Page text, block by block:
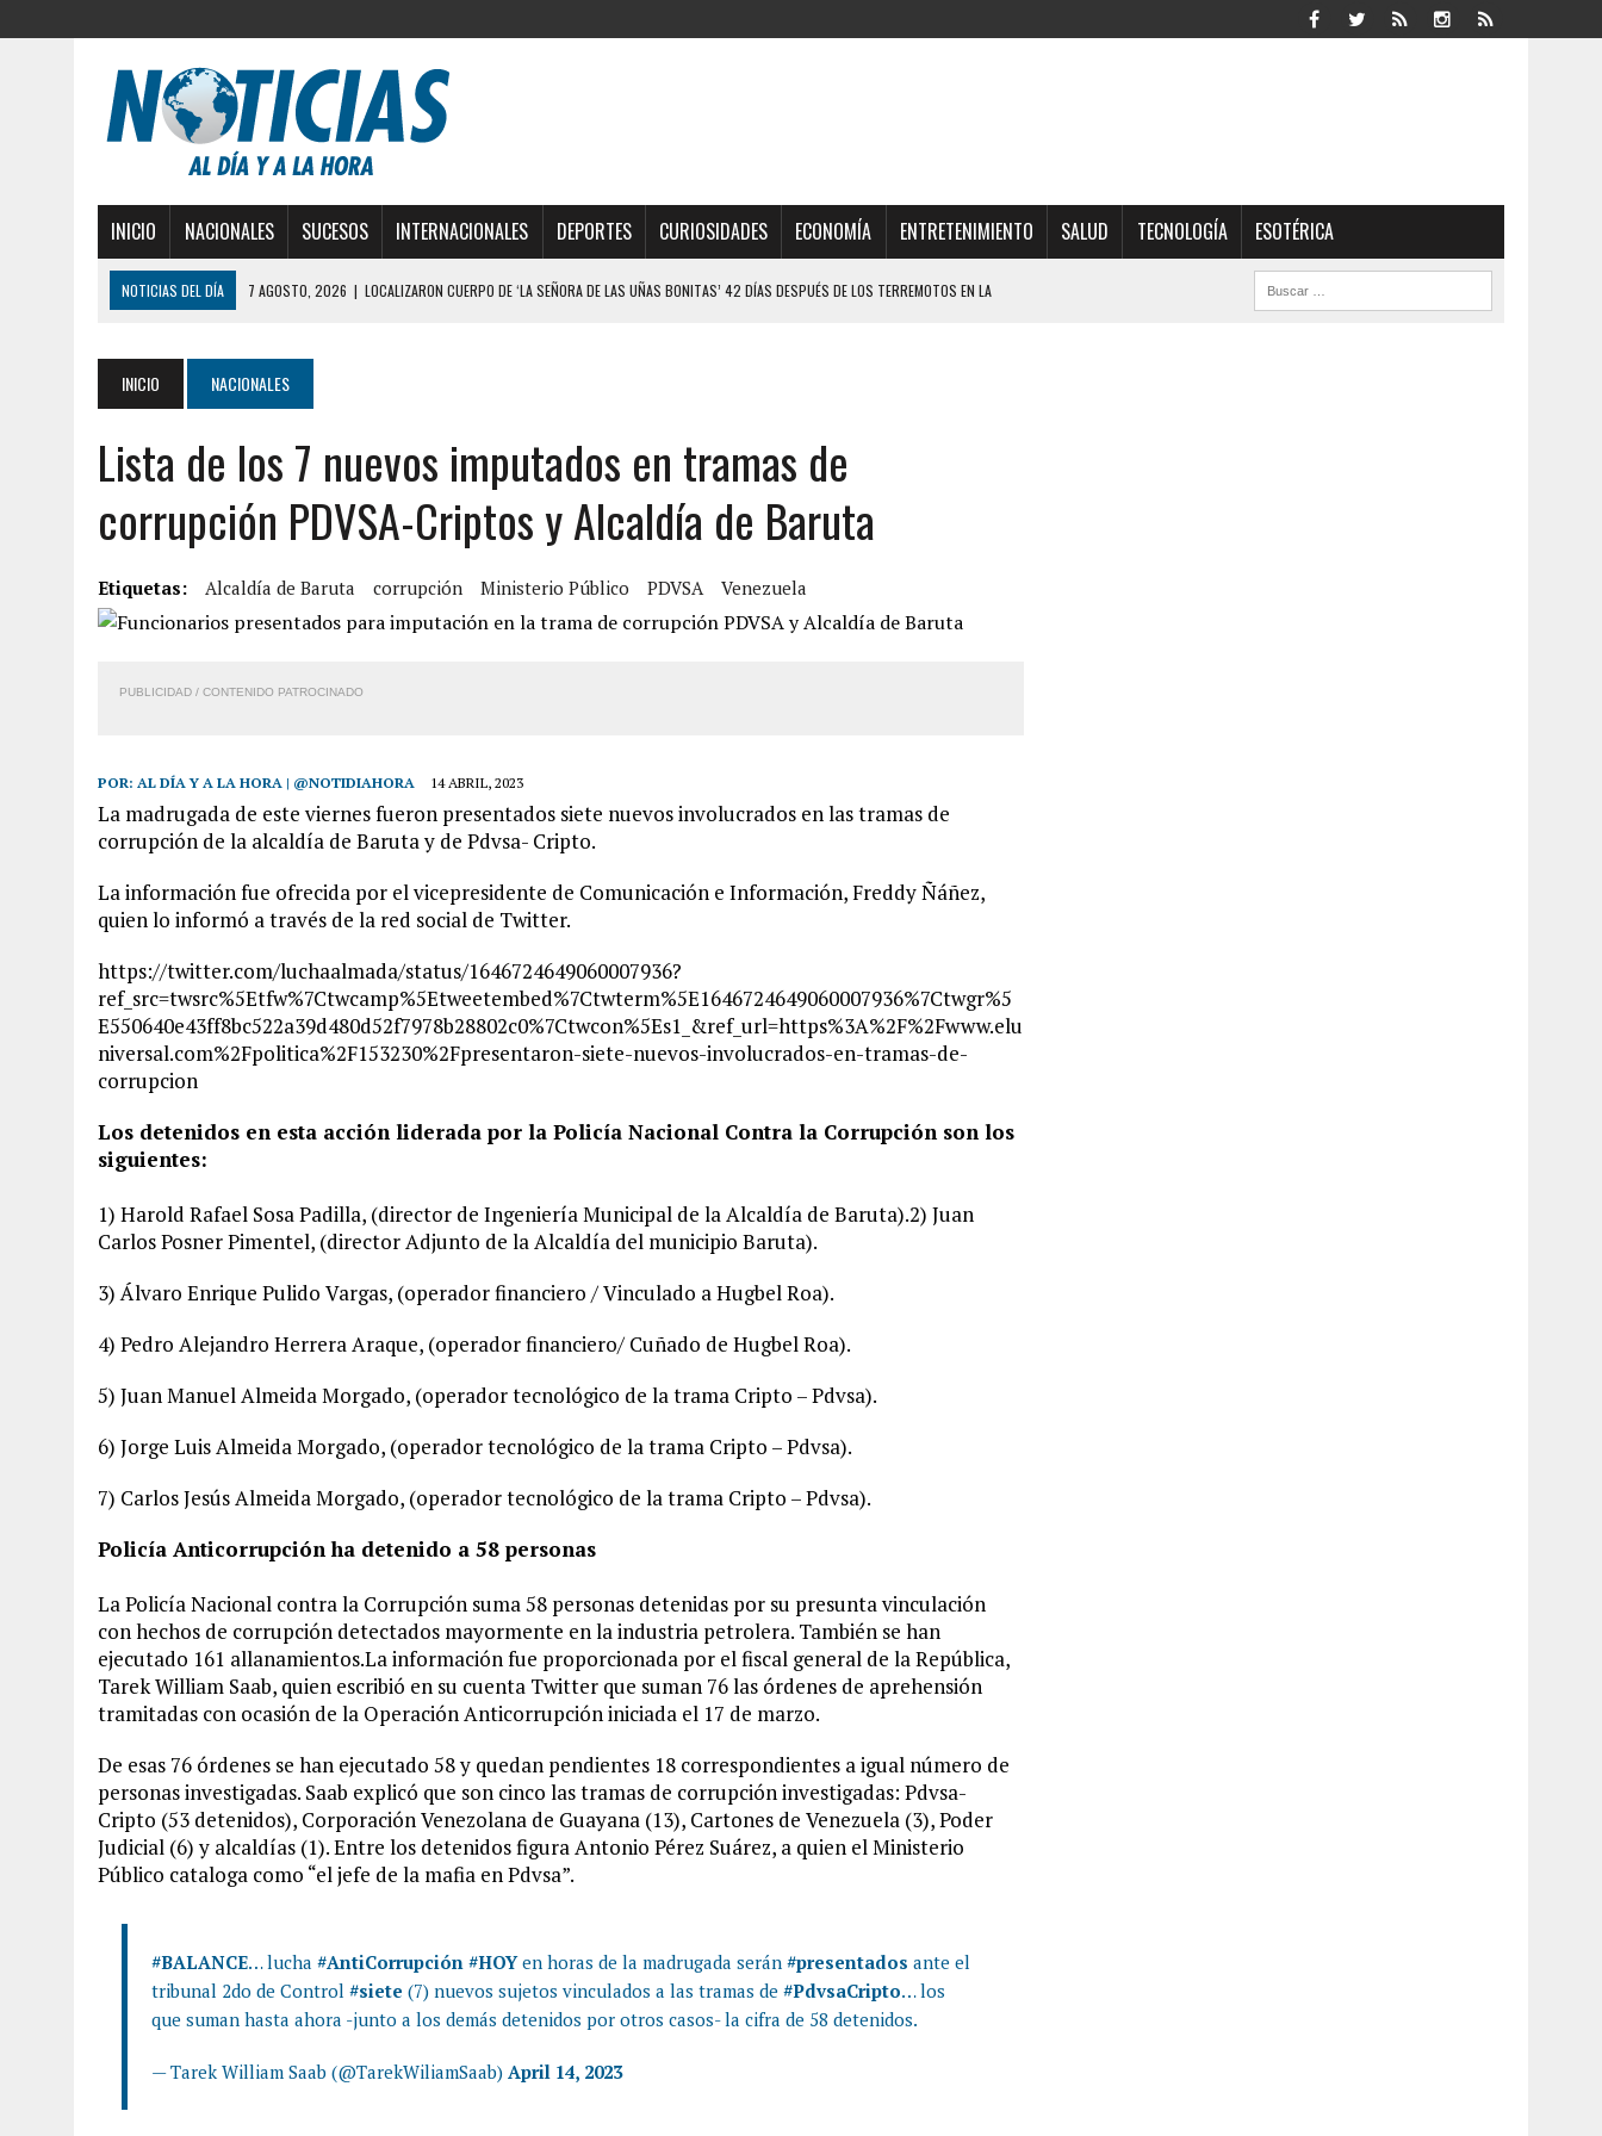
INICIO NACIONALES SUCESOS INTERNACIONALES DEPORTES CURIOSIDADES ECONOMÍA ENTRETENIMIENTO SALUD TECNOLOGÍA ESOTÉRICA
NOTICIAS DEL DÍA 6 AGOSTO, 2026 | MISTERIOSA MUERTE DE MODELO EN MONAGAS: HALLARON EL CUERPO DENTRO DE SU CASA
5 AGOSTO, 2026 | PRESUNTO BROTE PSICÓTICO POR FALTA DE TRATAMIENTO DESENCADENÓ TRAGEDIA FAMILIAR
5 AGOSTO, 2026
HORROR EN BARINAS: UN HOMBRE INDUJO AL SUICIDIO A UNA ADOLESCENTE DE 13 AÑOS TRAS ABUSAR DE ELLA
3 AGOSTO, 2026
LA INCREÍBLE FORMA EN LA QUE SOBREVIVIÓ UN HOMBRE Y SU FAMILIA TRAS LOS TERREMOTOS: CAYERON DESDE EL PISO NUEVE DEL
EDIFICIO PETUNIA
7 AGOSTO, 2026
HOMBRE ASESINÓ A SU TÍA CON UN PUÑAL Y DEJÓ HERIDAS A SU PRIMA Y A OTRO FAMILIAR EN BOLÍVAR
7 AGOSTO, 2026 | LOCALIZARON CUERPO DE ‘LA SEÑORA DE LAS UÑAS BONITAS’ 42 DÍAS DESPUÉS DE LOS TERREMOTOS EN LA GUAIRA
INICIO NACIONALES
Lista de los 7 nuevos imputados en tramas de
corrupción PDVSA-Criptos y Alcaldía de Baruta
Etiquetas: Alcaldía de Baruta corrupción Ministerio Público PDVSA Venezuela
PUBLICIDAD / CONTENIDO PATROCINADO
POR: AL DÍA Y A LA HORA | @NOTIDIAHORA 14 ABRIL, 2023
La madrugada de este viernes fueron presentados siete nuevos involucrados en las tramas de
corrupción de la alcaldía de Baruta y de Pdvsa- Cripto.
La información fue ofrecida por el vicepresidente de Comunicación e Información, Freddy Ñáñez,
quien lo informó a través de la red social de Twitter.
https://twitter.com/luchaalmada/status/1646724649060007936?
ref_src=twsrc%5Etfw%7Ctwcamp%5Etweetembed%7Ctwterm%5E1646724649060007936%7Ctwgr%5
E550640e43ff8bc522a39d480d52f7978b28802c0%7Ctwcon%5Es1_&ref_url=https%3A%2F%2Fwww.elu
niversal.com%2Fpolitica%2F153230%2Fpresentaron-siete-nuevos-involucrados-en-tramas-de-
corrupcion
Los detenidos en esta acción liderada por la Policía Nacional Contra la Corrupción son los
siguientes:
1) Harold Rafael Sosa Padilla, (director de Ingeniería Municipal de la Alcaldía de Baruta).2) Juan
Carlos Posner Pimentel, (director Adjunto de la Alcaldía del municipio Baruta).
3) Álvaro Enrique Pulido Vargas, (operador financiero / Vinculado a Hugbel Roa).
4) Pedro Alejandro Herrera Araque, (operador financiero/ Cuñado de Hugbel Roa).
5) Juan Manuel Almeida Morgado, (operador tecnológico de la trama Cripto – Pdvsa).
6) Jorge Luis Almeida Morgado, (operador tecnológico de la trama Cripto – Pdvsa).
7) Carlos Jesús Almeida Morgado, (operador tecnológico de la trama Cripto – Pdvsa).
Policía Anticorrupción ha detenido a 58 personas
La Policía Nacional contra la Corrupción suma 58 personas detenidas por su presunta vinculación
con hechos de corrupción detectados mayormente en la industria petrolera. También se han
ejecutado 161 allanamientos.La información fue proporcionada por el fiscal general de la República,
Tarek William Saab, quien escribió en su cuenta Twitter que suman 76 las órdenes de aprehensión
tramitadas con ocasión de la Operación Anticorrupción iniciada el 17 de marzo.
De esas 76 órdenes se han ejecutado 58 y quedan pendientes 18 correspondientes a igual número de
personas investigadas. Saab explicó que son cinco las tramas de corrupción investigadas: Pdvsa-
Cripto (53 detenidos), Corporación Venezolana de Guayana (13), Cartones de Venezuela (3), Poder
Judicial (6) y alcaldías (1). Entre los detenidos figura Antonio Pérez Suárez, a quien el Ministerio
Público cataloga como “el jefe de la mafia en Pdvsa”.
#BALANCE… lucha #AntiCorrupción #HOYen horas de la madrugada serán #presentados ante el
tribunal 2do de Control #siete (7) nuevos sujetos vinculados a las tramas de #PdvsaCripto… los
que suman hasta ahora -junto a los demás detenidos por otros casos- la cifra de 58 detenidos.
— Tarek William Saab (@TarekWiliamSaab) April 14, 2023